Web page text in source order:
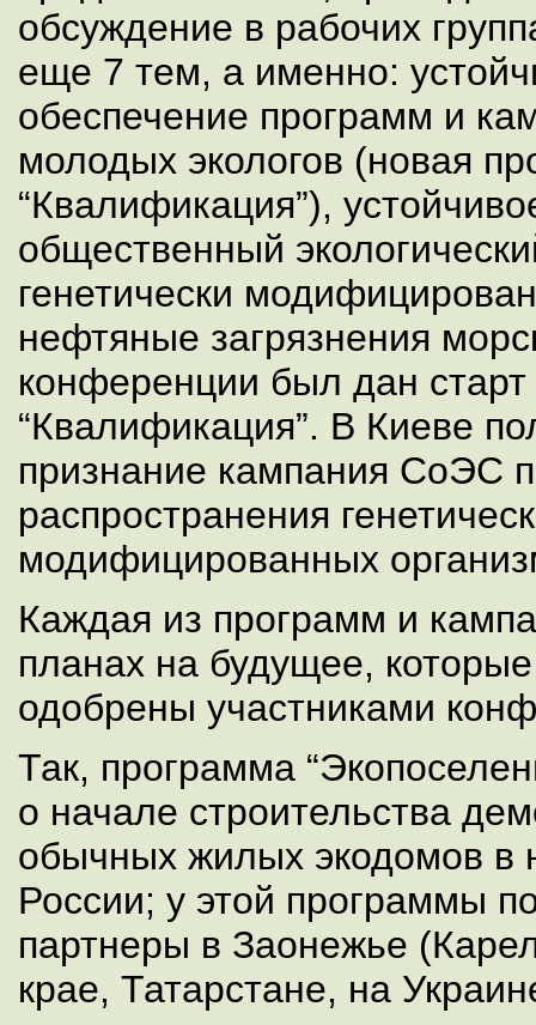
обсуждение в рабочих
еще 7 тем, а именно:
обеспечение программ и
молодых экологов (новая
“Квалификация”),
общественный
генетически
нефтяные загрязнения
конференции был дан
“Квалификация”. В Киеве
признание кампания СоЭС
распространения
модифицированных
Каждая из программ и
планах на будущее,
одобрены участниками
Так, программа
о начале строительства
обычных жилых экодомов в
России; у этой программы
партнеры в Заонежье
крае, Татарстане, на